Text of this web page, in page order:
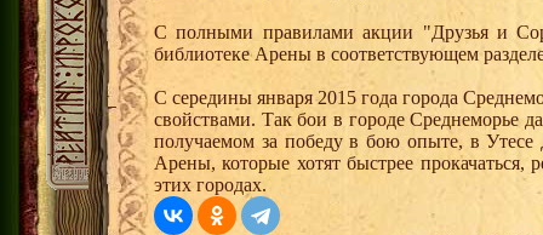
С полными правилами акции "Друзья и
библиотеке Арены в соответствующем
С середины января 2015 года города
свойствами. Так бои в городе Среднеморье
получаемом за победу в бою опыте, в
Арены, которые хотят быстрее прокачаться,
этих городах.